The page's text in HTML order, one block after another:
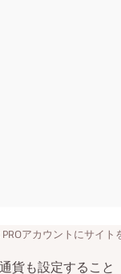
アカウントにサイト
貨も設定すること